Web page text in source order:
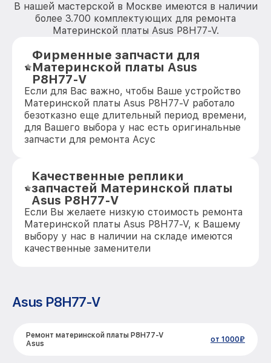
В нашей мастерской в Москве имеются в наличии
более 3.700 комплектующих для ремонта
Материнской платы Asus P8H77-V.
Фирменные запчасти для
Материнской платы Asus
P8H77-V
Если для Вас важно, чтобы Ваше устройство
Материнской платы Asus P8H77-V работало
безотказно еще длительный период времени,
для Вашего выбора у нас есть оригинальные
запчасти для ремонта Асус
Качественные реплики
запчастей Материнской платы
Asus P8H77-V
Если Вы желаете низкую стоимость ремонта
Материнской платы Asus P8H77-V, к Вашему
выбору у нас в наличии на складе имеются
качественные заменители
Asus P8H77-V
Ремонт материнской платы P8H77-V
Asus
от 1000₽